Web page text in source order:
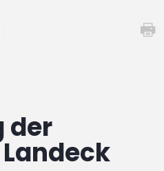
der